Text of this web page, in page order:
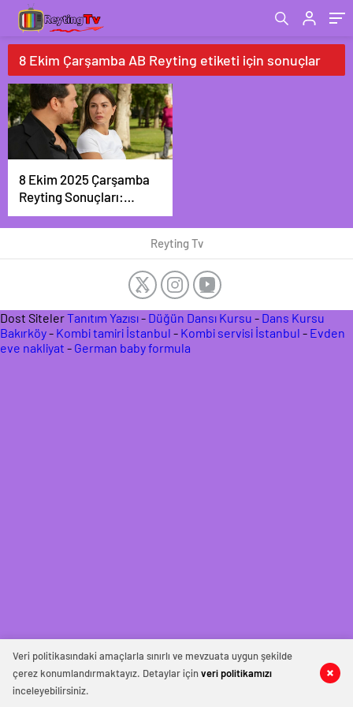
8 Ekim Çarşamba AB Reyting etiketi için sonuçlar
8 Ekim 2025 Çarşamba
Reyting Sonuçları:
Zirve Yine “Eşref
Rüya”nın!
Reyting Tv
Veri politikasındaki amaçlarla sınırlı ve mevzuata uygun şekilde
çerez konumlandırmaktayız. Detaylar içinveri politikamızı
inceleyebilirsiniz.
Dost SitelerTanıtım Yazısı- Düğün Dansı Kursu - Dans Kursu
Bakırköy- Kombi tamiri İstanbul - Kombi servisi İstanbul - Evden
eve nakliyat - German baby formula